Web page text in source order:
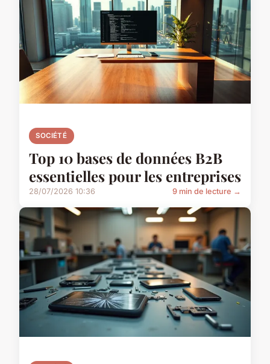
SOCIÉTÉ
Top 10 bases de données B2B
essentielles pour les entreprises
28/07/2026 10:36 9 min de lecture →